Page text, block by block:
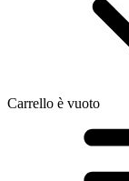
Carrello è vuoto